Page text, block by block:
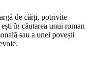
de cărți, potrivite
în căutarea unui roman
sau a unei povești